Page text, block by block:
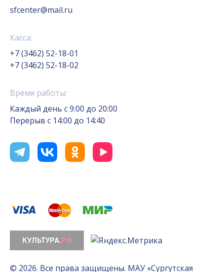
sfcenter@mail.ru
Касса:
+7 (3462) 52-18-01
+7 (3462) 52-18-02
Время работы:
Каждый день с 9:00 до 20:00
Перерыв с 14:00 до 14:40
© 2026. Все права защищены. МАУ «Сургутская